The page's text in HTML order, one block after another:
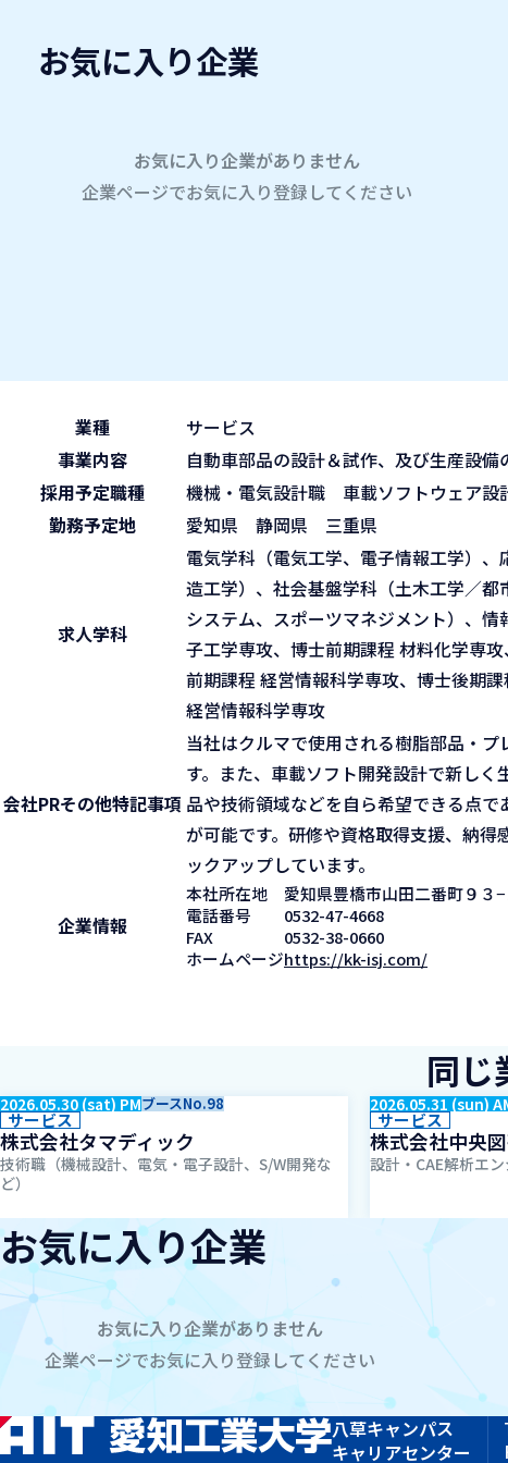
学内企業研究会2026
company
業種
サービス
事業内容
自動車部品の設計＆試作、及び生産設
採用予定職種
機械・電気設計職 車載ソフトウェア設
勤務予定地
愛知県 静岡県 三重県
求人学科
電気学科（電気工学、電子情報工学）
造工学）、社会基盤学科（土木工学／
システム、スポーツマネジメント）、
子工学専攻、博士前期課程 材料化学専
前期課程 経営情報科学専攻、博士後期
経営情報科学専攻
会社PRその他特記事項
当社はクルマで使用される樹脂部品・
す。また、車載ソフト開発設計で新し
品や技術領域などを自ら希望できる点
が可能です。研修や資格取得支援、納
ックアップしています。
企業情報
本社所在地
愛知県豊橋市山田二番町９３−
電話番号
0532-47-4668
FAX
0532-38-0660
ホームページhttps://kk-isj.com/
同じ
2026.05.30 (sat) PMブースNo.98
サービス
株式会社タマディック
技術職（機械設計、電気・電子設計、S/W開発な
ど）
2026.05.31 (sun)
サービス
株式会社中央
設計・CAE解析エ
お気に入り企業
お気に入り企業がありません
企業ページでお気に入り登録してください
八草キャンパス
キャリアセンター
お気に入り企業
お気に入り企業がありません
企業ページでお気に入り登録してください